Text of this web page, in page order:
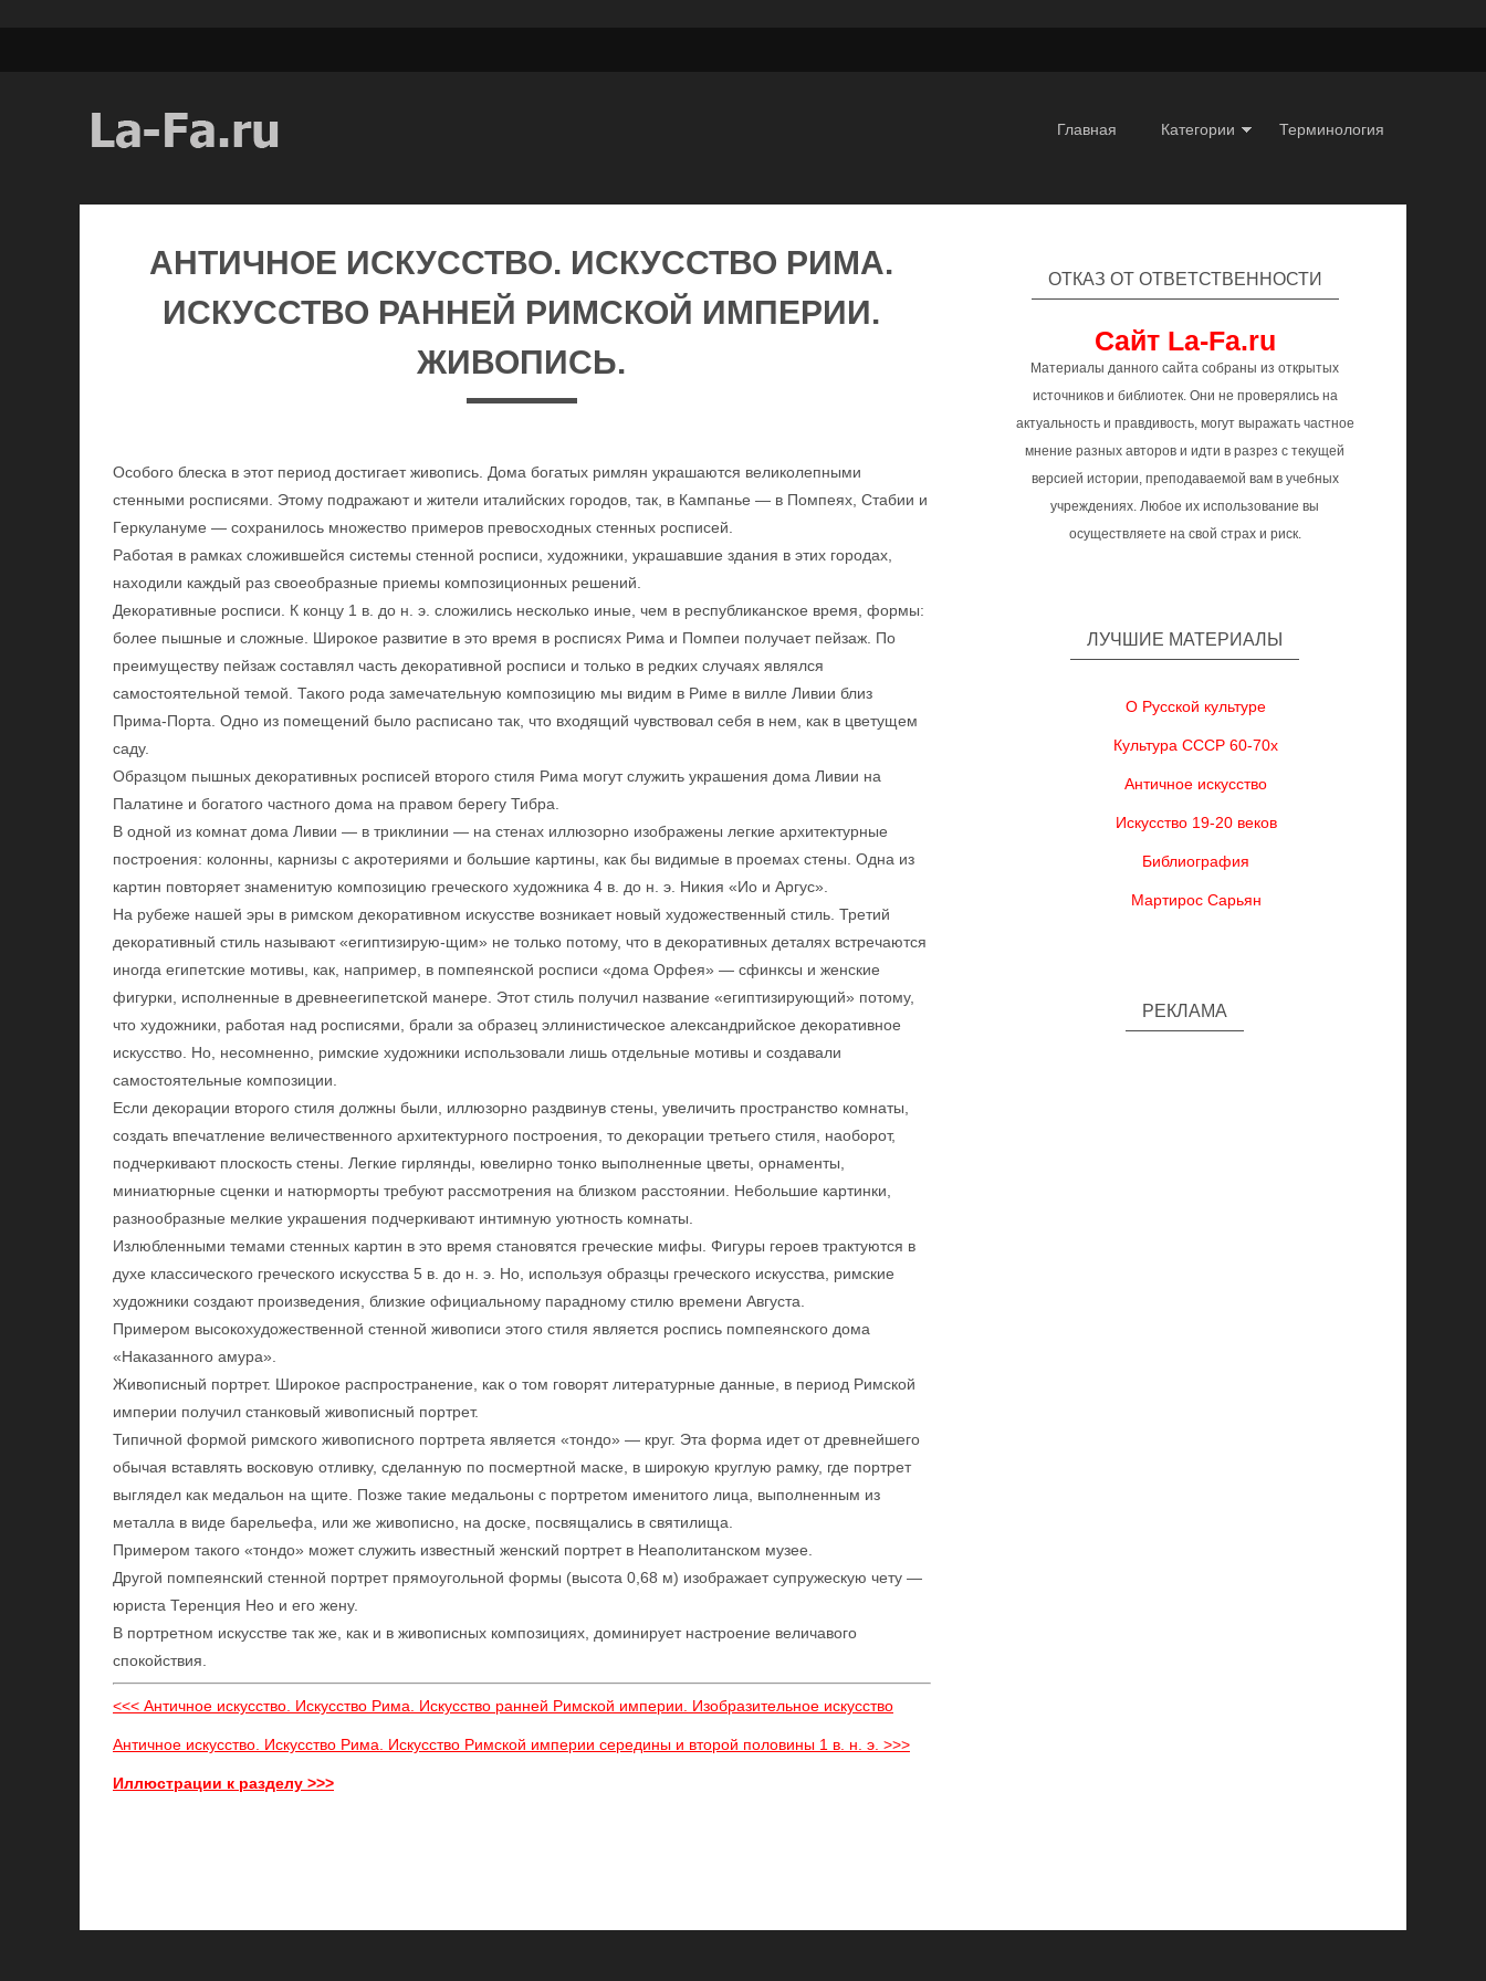
Главная Категории Терминология
АНТИЧНОЕ ИСКУССТВО. ИСКУССТВО РИМА.
ИСКУССТВО РАННЕЙ РИМСКОЙ ИМПЕРИИ.
ЖИВОПИСЬ.
Особого блеска в этот период достигает живопись. Дома богатых римлян украшаются великолепными
стенными росписями. Этому подражают и жители италийских городов, так, в Кампанье — в Помпеях, Стабии и
Геркулануме — сохранилось множество примеров превосходных стенных росписей.
Работая в рамках сложившейся системы стенной росписи, художники, украшавшие здания в этих городах,
находили каждый раз своеобразные приемы композиционных решений.
Декоративные росписи. К концу 1 в. до н. э. сложились несколько иные, чем в республиканское время, формы:
более пышные и сложные. Широкое развитие в это время в росписях Рима и Помпеи получает пейзаж. По
преимуществу пейзаж составлял часть декоративной росписи и только в редких случаях являлся
самостоятельной темой. Такого рода замечательную композицию мы видим в Риме в вилле Ливии близ
Прима-Порта. Одно из помещений было расписано так, что входящий чувствовал себя в нем, как в цветущем
саду.
Образцом пышных декоративных росписей второго стиля Рима могут служить украшения дома Ливии на
Палатине и богатого частного дома на правом берегу Тибра.
В одной из комнат дома Ливии — в триклинии — на стенах иллюзорно изображены легкие архитектурные
построения: колонны, карнизы с акротериями и большие картины, как бы видимые в проемах стены. Одна из
картин повторяет знаменитую композицию греческого художника 4 в. до н. э. Никия «Ио и Аргус».
На рубеже нашей эры в римском декоративном искусстве возникает новый художественный стиль. Третий
декоративный стиль называют «египтизирую-щим» не только потому, что в декоративных деталях встречаются
иногда египетские мотивы, как, например, в помпеянской росписи «дома Орфея» — сфинксы и женские
фигурки, исполненные в древнеегипетской манере. Этот стиль получил название «египтизирующий» потому,
что художники, работая над росписями, брали за образец эллинистическое александрийское декоративное
искусство. Но, несомненно, римские художники использовали лишь отдельные мотивы и создавали
самостоятельные композиции.
Если декорации второго стиля должны были, иллюзорно раздвинув стены, увеличить пространство комнаты,
создать впечатление величественного архитектурного построения, то декорации третьего стиля, наоборот,
подчеркивают плоскость стены. Легкие гирлянды, ювелирно тонко выполненные цветы, орнаменты,
миниатюрные сценки и натюрморты требуют рассмотрения на близком расстоянии. Небольшие картинки,
разнообразные мелкие украшения подчеркивают интимную уютность комнаты.
Излюбленными темами стенных картин в это время становятся греческие мифы. Фигуры героев трактуются в
духе классического греческого искусства 5 в. до н. э. Но, используя образцы греческого искусства, римские
художники создают произведения, близкие официальному парадному стилю времени Августа.
Примером высокохудожественной стенной живописи этого стиля является роспись помпеянского дома
«Наказанного амура».
Живописный портрет. Широкое распространение, как о том говорят литературные данные, в период Римской
империи получил станковый живописный портрет.
Типичной формой римского живописного портрета является «тондо» — круг. Эта форма идет от древнейшего
обычая вставлять восковую отливку, сделанную по посмертной маске, в широкую круглую рамку, где портрет
выглядел как медальон на щите. Позже такие медальоны с портретом именитого лица, выполненным из
металла в виде барельефа, или же живописно, на доске, посвящались в святилища.
Примером такого «тондо» может служить известный женский портрет в Неаполитанском музее.
Другой помпеянский стенной портрет прямоугольной формы (высота 0,68 м) изображает супружескую чету —
юриста Теренция Нео и его жену.
В портретном искусстве так же, как и в живописных композициях, доминирует настроение величавого
спокойствия.
<<< Античное искусство. Искусство Рима. Искусство ранней Римской империи. Изобразительное искусство
Античное искусство. Искусство Рима. Искусство Римской империи середины и второй половины 1 в. н. э. >>>
Иллюстрации к разделу >>>
ОТКАЗ ОТ ОТВЕТСТВЕННОСТИ
Сайт La-Fa.ru
Материалы данного сайта собраны из открытых
источников и библиотек. Они не проверялись на
актуальность и правдивость, могут выражать частное
мнение разных авторов и идти в разрез с текущей
версией истории, преподаваемой вам в учебных
учреждениях. Любое их использование вы
осуществляете на свой страх и риск.
ЛУЧШИЕ МАТЕРИАЛЫ
О Русской культуре
Культура СССР 60-70х
Античное искусство
Искусство 19-20 веков
Библиография
Мартирос Сарьян
РЕКЛАМА